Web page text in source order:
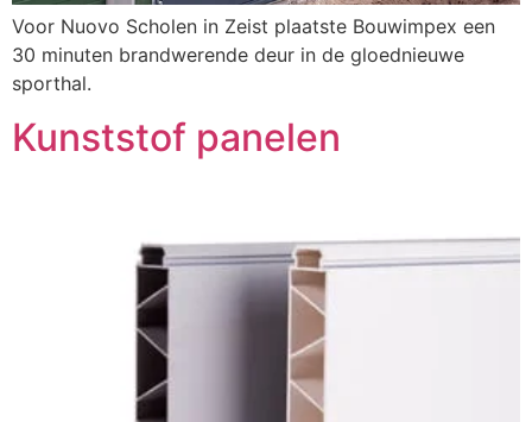
Voor Nuovo Scholen in Zeist plaatste Bouwimpex een
30 minuten brandwerende deur in de gloednieuwe
sporthal.
Kunststof panelen